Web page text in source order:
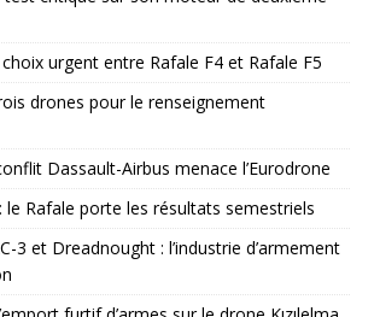
urgent entre Rafale F4 et Rafale F5
drones pour le renseignement
Dassault-Airbus menace l’Eurodrone
le Rafale porte les résultats semestriels
3 et Dreadnought : l’industrie d’armement